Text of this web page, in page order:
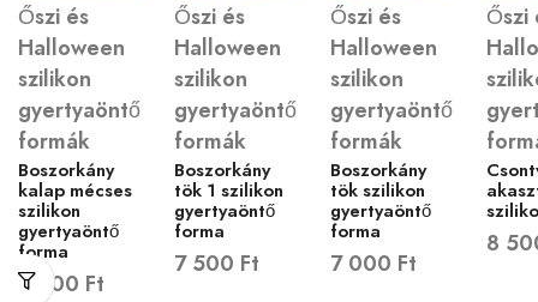
Őszi és
Halloween
szilikon
gyertyaöntő
formák
Boszorkány
kalap mécses
szilikon
gyertyaöntő
forma
6 500 Ft
Őszi és
Halloween
szilikon
gyertyaöntő
formák
Boszorkány
tök 1 szilikon
gyertyaöntő
forma
7 500 Ft
Őszi és
Halloween
szilikon
gyertyaöntő
formák
Boszorkány
tök szilikon
gyertyaöntő
forma
7 000 Ft
Őszi
8